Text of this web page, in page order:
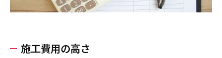
施工費用の高さ